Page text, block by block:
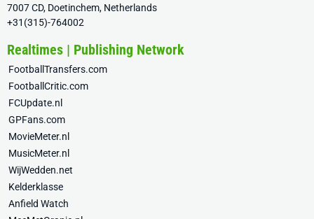
7007 CD, Doetinchem, Netherlands
+31(315)-764002
Realtimes | Publishing Network
FootballTransfers.com
FootballCritic.com
FCUpdate.nl
GPFans.com
MovieMeter.nl
MusicMeter.nl
WijWedden.net
Kelderklasse
Anfield Watch